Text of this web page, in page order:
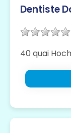
Dentiste
40 quai